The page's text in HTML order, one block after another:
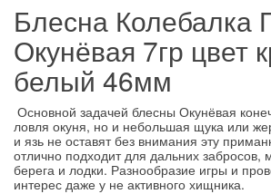
Блесна Колебалка
Окунёвая 7гр цвет
белый 46мм
Основной задачей блесны Окунёвая
ловля окуня, но и небольшая щука или
и язь не оставят без внимания эту
отлично подходит для дальних забросов,
берега и лодки. Разнообразие игры и
интерес даже у не активного хищника.